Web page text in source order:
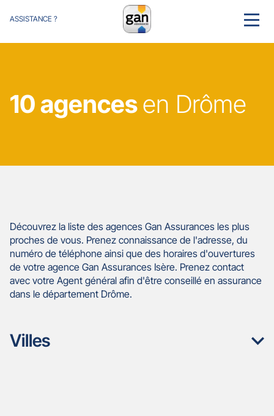
ASSISTANCE ? MENU
10 agencesen Drôme
Découvrez la liste des agences Gan Assurances les plus
proches de vous. Prenez connaissance de l'adresse, du
numéro de téléphone ainsi que des horaires d'ouvertures
de votre agence Gan Assurances Isère. Prenez contact
avec votre Agent général afin d'être conseillé en assurance
dans le département Drôme.
Villes